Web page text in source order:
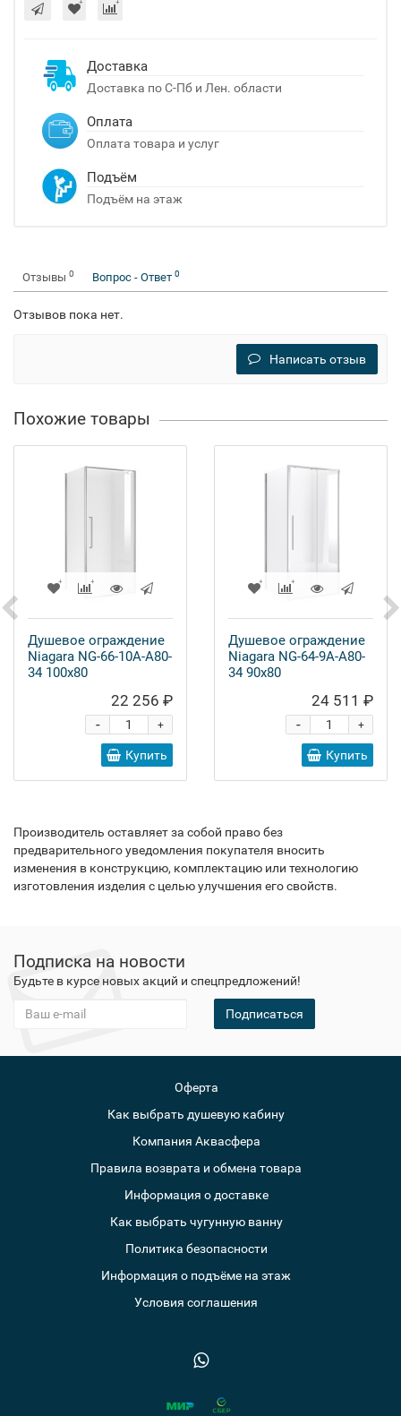
Доставка
Доставка по С-Пб и Лен. области
Оплата
Оплата товара и услуг
Подъём
Подъём на этаж
Отзывы 0 Вопрос - Ответ 0
Отзывов пока нет.
Написать отзыв
Похожие товары
Душевое ограждение
Niagara NG-66-10A-A80-
34 100x80
22 256 ₽
+
-
Купить
Душевое ограждение
Niagara NG-64-9A-A80-
34 90x80
24 511 ₽
+
-
Купить
Производитель оставляет за собой право без
предварительного уведомления покупателя вносить
изменения в конструкцию, комплектацию или технологию
изготовления изделия с целью улучшения его свойств.
Подписка на новости
Будьте в курсе новых акций и спецпредложений!
Подписаться
Оферта
Как выбрать душевую кабину
Компания Аквасфера
Правила возврата и обмена товара
Информация о доставке
Как выбрать чугунную ванну
Политика безопасности
Информация о подъёме на этаж
Условия соглашения